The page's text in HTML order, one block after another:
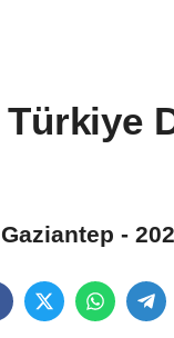
Türkiye
Gaziantep -